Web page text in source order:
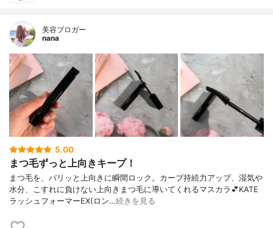
美容ブロガー
nana
5.00
まつ毛ずっと上向きキープ！
まつ毛を、バリッと上向きに瞬間ロック。カーブ持続力アップ、湿気や
水分、こすれに負けない上向きまつ毛に導いてくれるマスカラ💕KATE
ラッシュフォーマーEX(ロン…続きを見る